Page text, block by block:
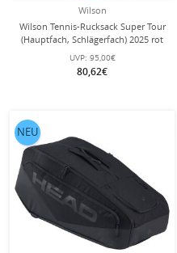
Wilson
Wilson Tennis-Rucksack Super Tour
(Hauptfach, Schlägerfach) 2025 rot
UVP: 95,00€
80,62€
NEU